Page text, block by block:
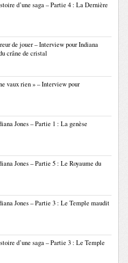
d’une saga – Partie 4 : La Dernière
de jouer – Interview pour Indiana
crâne de cristal
vaux rien » – Interview pour
Jones – Partie 1 : La genèse
Jones – Partie 5 : Le Royaume du
Jones – Partie 3 : Le Temple maudit
d’une saga – Partie 3 : Le Temple